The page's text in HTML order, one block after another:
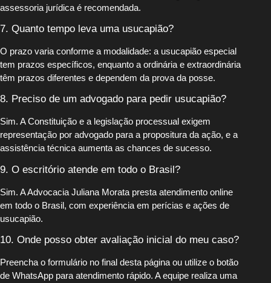
assessoria jurídica é recomendada.
7. Quanto tempo leva uma usucapião?
O prazo varia conforme a modalidade: a usucapião especial
tem prazos específicos, enquanto a ordinária e extraordinária
têm prazos diferentes e dependem da prova da posse.
8. Preciso de um advogado para pedir usucapião?
Sim. A Constituição e a legislação processual exigem
representação por advogado para a propositura da ação, e a
assistência técnica aumenta as chances de sucesso.
9. O escritório atende em todo o Brasil?
Sim. A Advocacia Juliana Morata presta atendimento online
em todo o Brasil, com experiência em perícias e ações de
usucapião.
10. Onde posso obter avaliação inicial do meu caso?
Preencha o formulário no final desta página ou utilize o botão
de WhatsApp para atendimento rápido. A equipe realiza uma